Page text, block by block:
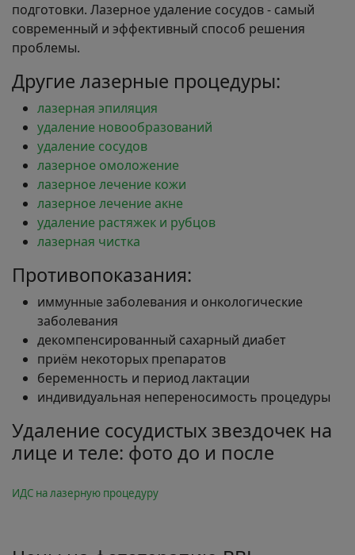
подготовки. Лазерное удаление сосудов - самый
современный и эффективный способ решения
проблемы.
Другие лазерные процедуры:
лазерная эпиляция
удаление новообразований
удаление сосудов
лазерное омоложение
лазерное лечение кожи
лазерное лечение акне
удаление растяжек и рубцов
лазерная чистка
Противопоказания:
иммунные заболевания и онкологические
заболевания
декомпенсированный сахарный диабет
приём некоторых препаратов
беременность и период лактации
индивидуальная непереносимость процедуры
Удаление сосудистых звездочек на
лице и теле: фото до и после
ИДС на лазерную процедуру